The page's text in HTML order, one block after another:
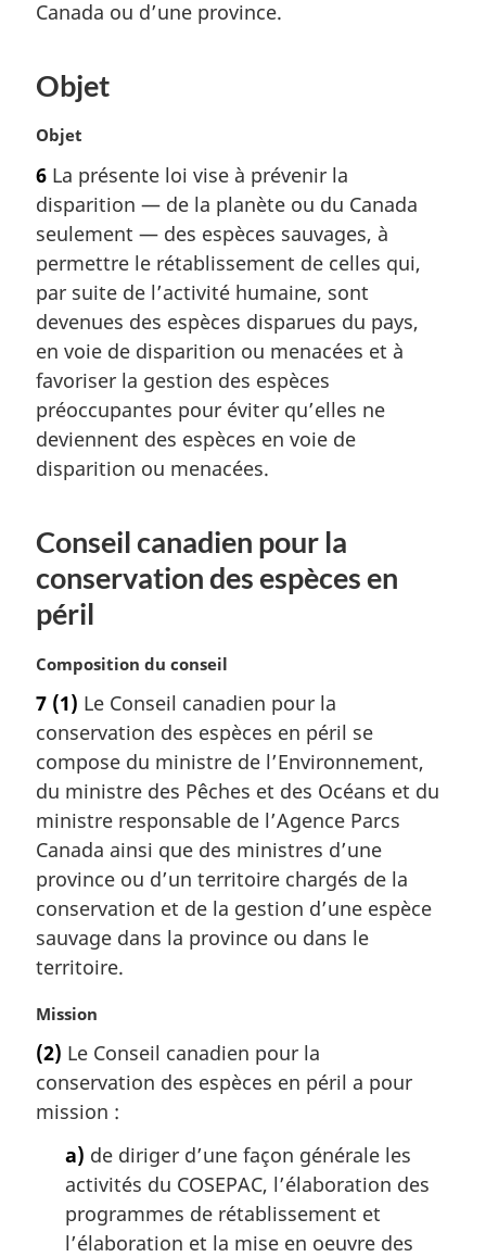
e
r
i
a
l
e
Canada ou d’une province.
Objet
N
t
e
m
a
r
g
i
n
a
e
:
Objet
6 La présente loi vise à prévenir la
disparition — de la planète ou du Canada
seulement — des espèces sauvages, à
permettre le rétablissement de celles qui,
par suite de l’activité humaine, sont
devenues des espèces disparues du pays,
en voie de disparition ou menacées et à
favoriser la gestion des espèces
préoccupantes pour éviter qu’elles ne
deviennent des espèces en voie de
disparition ou menacées.
Conseil canadien pour la
conservation des espèces en
péril
N
t
e
m
a
g
i
n
a
e
:
Composition du conseil
7 (1) Le Conseil canadien pour la
conservation des espèces en péril se
compose du ministre de l’Environnement,
du ministre des Pêches et des Océans et du
ministre responsable de l’Agence Parcs
Canada ainsi que des ministres d’une
province ou d’un territoire chargés de la
conservation et de la gestion d’une espèce
sauvage dans la province ou dans le
territoire.
N
t
e
m
Mission
(2) Le Conseil canadien pour la
conservation des espèces en péril a pour
mission :
a) de diriger d’une façon générale les
activités du COSEPAC, l’élaboration des
programmes de rétablissement et
l’élaboration et la mise en oeuvre des